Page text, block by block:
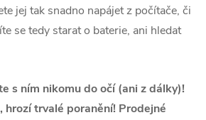
jej tak snadno napájet z počítače, či
se tedy starat o baterie, ani hledat
s ním nikomu do očí (ani z dálky)!
hrozí trvalé poranění! Prodejné